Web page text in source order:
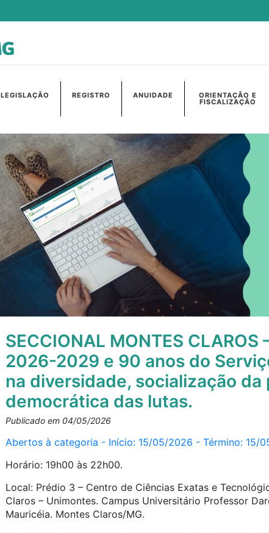
LEGISLAÇÃO REGISTRO ANUIDADE ORIENTAÇÃO E
FISCALIZAÇÃO
SECCIONAL MONTES
2026-2029 e 90 anos do
na diversidade, socialização
democrática das lutas.
Publicado em 04/05/2026
Abertos à categoria - Início: 15/05/2026 - Término: 15/
Horário: 19h00 às 22h00.
Local: Prédio 3 – Centro de Ciências Exatas e
Claros – Unimontes. Campus Universitário Professor
Mauricéia. Montes Claros/MG.